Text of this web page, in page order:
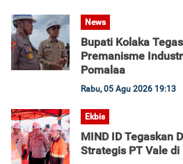
News
Bupati Kolaka
Premanisme
Pomalaa
Rabu, 05 Agu 2026 19:13
Ekbis
MIND ID Tegaskan
Strategis PT Vale di